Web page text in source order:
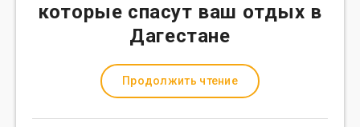
которые спасут ваш отдых в
Дагестане
Продолжить чтение